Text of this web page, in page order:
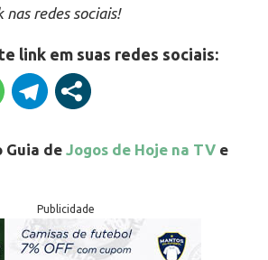
redes sociais!
link em suas redes sociais:
Guia de Jogos de Hoje na TV e
Publicidade